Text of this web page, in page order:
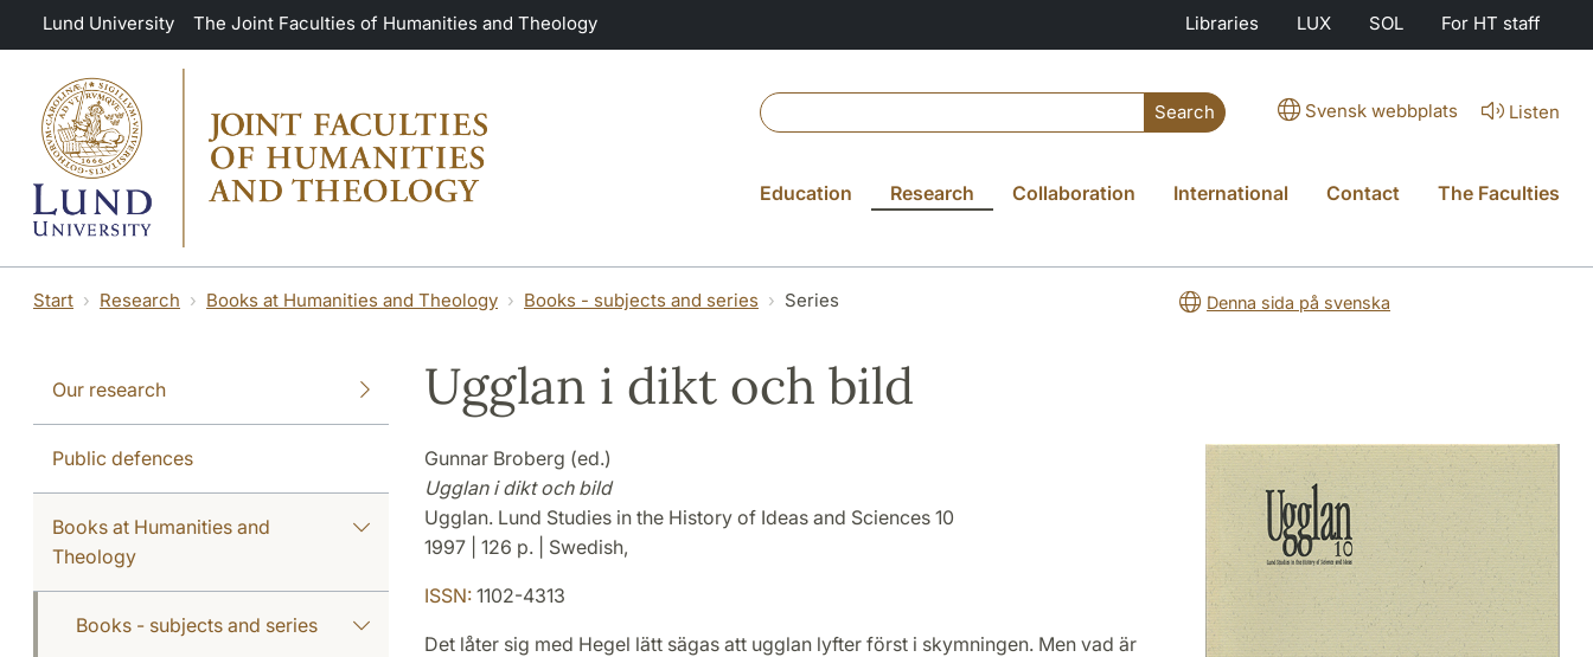
Skip to main content
Lund University The Joint Faculties of Humanities and Theology Libraries LUX SOL For HT staff
Search Svensk webbplats Listen
Education Research Collaboration International Contact The Faculties
Start Research Books at Humanities and Theology Books - subjects and series Series Denna sida på svenska
Our research
Public defences
Books at Humanities and
Theology
Books - subjects and series
Ugglan i dikt och bild
Gunnar Broberg (ed.)
Ugglan i dikt och bild
Ugglan. Lund Studies in the History of Ideas and Sciences 10
1997 | 126 p. | Swedish,
ISSN:1102-4313
Det låter sig med Hegel lätt sägas att ugglan lyfter först i skymningen. Men vad är